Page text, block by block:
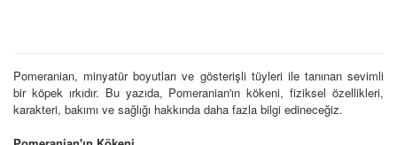
Pomeranian, minyatür boyutları ve gösterişli tüyleri ile tanınan sevimli
bir köpek ırkıdır. Bu yazıda, Pomeranian'ın kökeni, fiziksel özellikleri,
karakteri, bakımı ve sağlığı hakkında daha fazla bilgi edineceğiz.